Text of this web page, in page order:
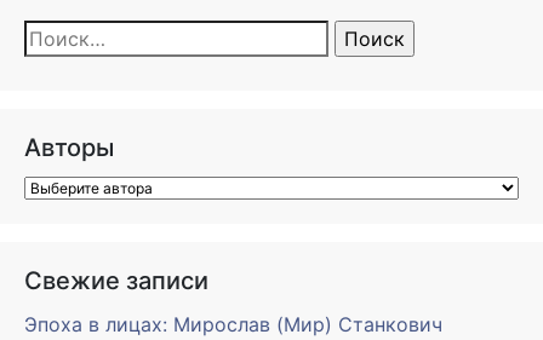
Найти:
Авторы
Свежие записи
Эпоха в лицах: Мирослав (Мир) Станкович